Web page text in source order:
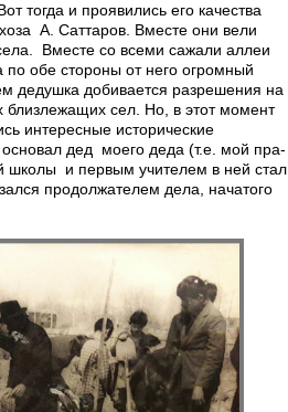
тогда и проявились его качества
А. Саттаров. Вместе они вели
Вместе со всеми сажали аллеи
обе стороны от него огромный
дедушка добивается разрешения на
близлежащих сел. Но, в этот момент
интересные исторические
дед моего деда (т.е. мой пра-
школы и первым учителем в ней стал
продолжателем дела, начатого